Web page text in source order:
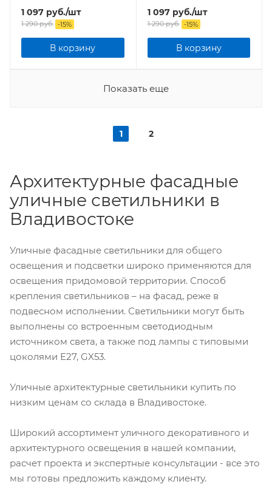
алюминиевый под
2хA60 E27 черный IP65
1 097 руб./шт
1 290руб. -15%
В корзину
алюминиевый под
2хA60 E27 серый IP65
1 097руб./шт
1 290руб. -15%
В корзину
Показать еще
1 2
Архитектурные фасадные
уличные светильники в
Владивостоке
Уличные фасадные светильники для общего
освещения и подсветки широко применяются для
освещения придомовой территории. Способ
крепления светильников – на фасад, реже в
подвесном исполнении. Светильники могут быть
выполнены со встроенным светодиодным
источником света, а также под лампы с типовыми
цоколями E27, GX53.
Уличные архитектурные светильники купить по
низким ценам со склада в Владивостоке.
Широкий ассортимент уличного декоративного и
архитектурного освещения в нашей компании,
расчет проекта и экспертные консультации - все это
мы готовы предложить каждому клиенту.